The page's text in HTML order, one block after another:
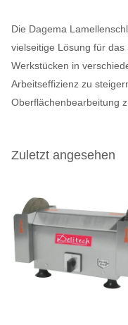
Die Dagema
vielseitige Lösung für
Werkstücken in
Arbeitseffizienz zu
Oberflächenbearbeitung
Zuletzt angesehen